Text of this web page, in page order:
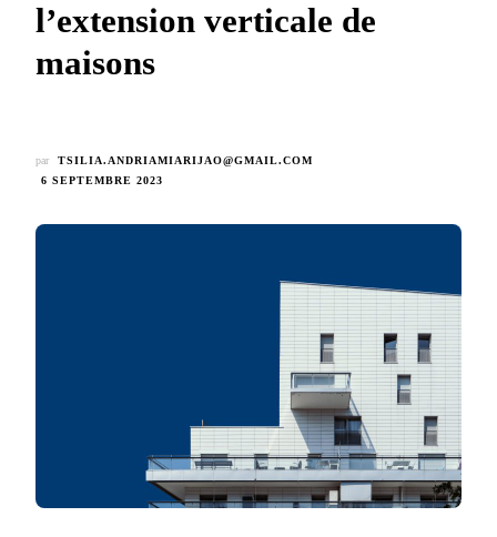
l’extension verticale de
maisons
par
TSILIA.ANDRIAMIARIJAO@GMAIL.COM
6 SEPTEMBRE 2023